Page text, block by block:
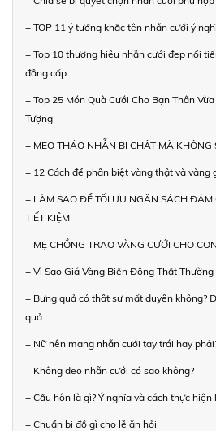
+ TOP 11 ý tưởng khắc tên nhẫn cưới ý
+ Top 10 thương hiệu nhẫn cưới đẹp nổi
đẳng cấp
+ Top 25 Món Quà Cưới Cho Bạn Thân
Tượng
+ MẸO THÁO NHẪN BỊ CHẬT MÀ KHÔNG
+ 12 Cách để phân biệt vàng thật và vàng
+ LÀM SAO ĐỂ TỐI ƯU NGÂN SÁCH ĐÁM
TIẾT KIỆM
+ MẸ CHỒNG TRAO VÀNG CƯỚI CHO
+ Vì Sao Giá Vàng Biến Động Thất Thường
+ Bưng quả có thật sự mất duyên không?
quả
+ Nữ nên mang nhẫn cưới tay trái hay
+ Không đeo nhẫn cưới có sao không?
+ Cầu hôn là gì? Ý nghĩa và cách thực hiện
+ Chuẩn bị đồ gì cho lễ ăn hỏi